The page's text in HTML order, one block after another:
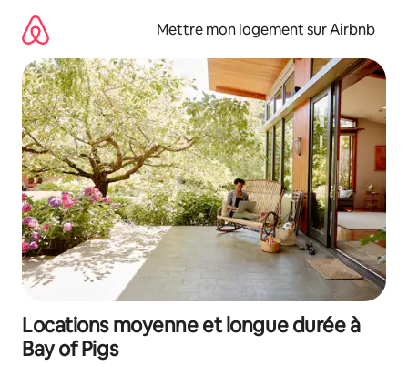
directement
contenu
Mettre mon logement sur Airbnb
Locations moyenne et longue durée à
Bay of Pigs